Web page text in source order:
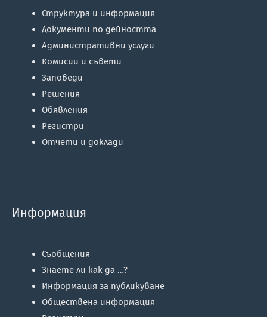
Структура и информация
Документи по дейността
Административни услуги
Комисии и съвети
Заповеди
Решения
Обявления
Регистри
Отчети и доклади
Информация
Съобщения
Знаете ли как да …?
Информация за публикуване
Обществена информация